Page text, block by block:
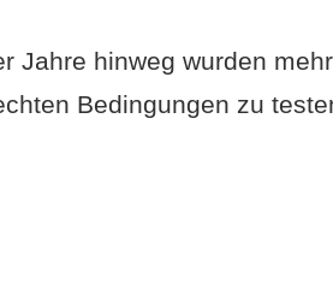
Jahre hinweg wurden
Bedingungen zu